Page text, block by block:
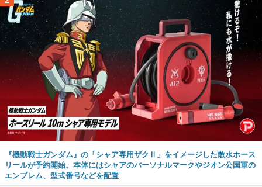
『機動戦士ガンダム』の「シャア専用ザクⅡ」をイメージした散水ホース
リールが予約開始。本体にはシャアのパーソナルマークやジオン公国軍の
エンブレム、型式番号などを配置